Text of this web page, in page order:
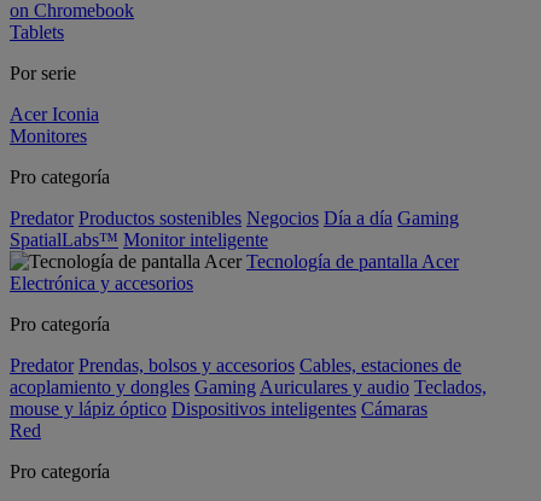
on Chromebook
Tablets
Por serie
Acer Iconia
Monitores
Pro categoría
Predator Productos sostenibles Negocios Día a día Gaming
SpatialLabs™ Monitor inteligente
Tecnología de pantalla Acer
Electrónica y accesorios
Pro categoría
Predator Prendas, bolsos y accesorios Cables, estaciones de
acoplamiento y dongles Gaming Auriculares y audio Teclados,
mouse y lápiz óptico Dispositivos inteligentes Cámaras
Red
Pro categoría